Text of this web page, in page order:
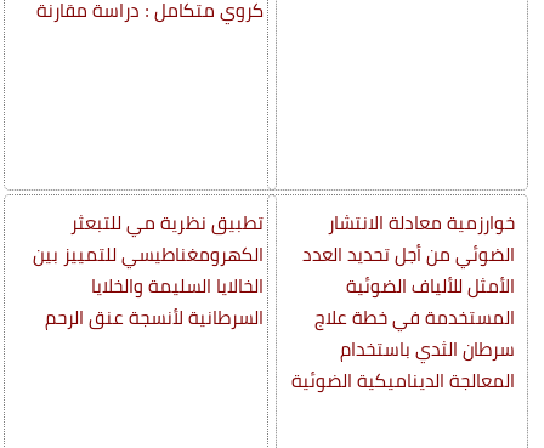
خوارزمية معادلة الانتشار
الضوئي من أجل تحديد العدد
الأمثل للألياف الضوئية
المستخدمة في خطة علاج
سرطان الثدي باستخدام
المعالجة الديناميكية الضوئية
كروي متكامل : دراسة مقارنة
تطبيق نظرية مي للتبعثر
الكهرومغناطيسي للتمييز بين
الخالايا السليمة والخلايا
السرطانية لأنسجة عنق الرحم